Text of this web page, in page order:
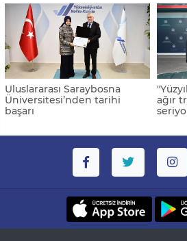
Uluslararası Saraybosna
Üniversitesi’nden tarihi
başarı
ağır